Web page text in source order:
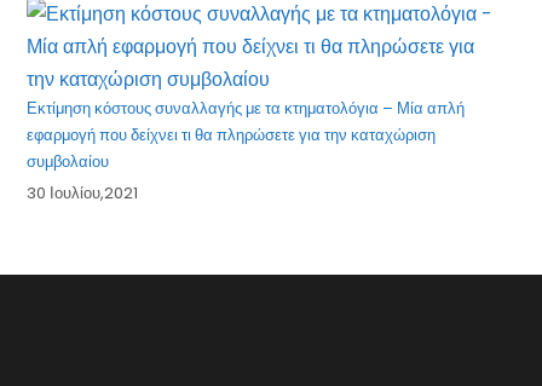
Εκτίμηση κόστους συναλλαγής με τα κτηματολόγια – Μία απλή
εφαρμογή που δείχνει τι θα πληρώσετε για την καταχώριση
συμβολαίου
30 Ιουλίου,2021